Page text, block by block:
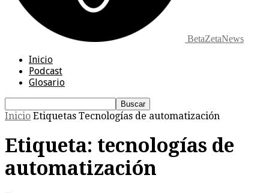
BetaZetaNews
Inicio
Podcast
Glosario
Inicio Etiquetas Tecnologías de automatización
Etiqueta: tecnologías de
automatización